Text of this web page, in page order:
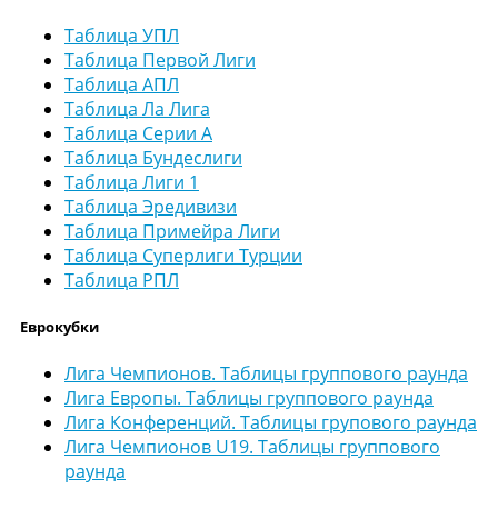
Таблица УПЛ
Таблица Первой Лиги
Таблица АПЛ
Таблица Ла Лига
Таблица Серии А
Таблица Бундеслиги
Таблица Лиги 1
Таблица Эредивизи
Таблица Примейра Лиги
Таблица Суперлиги Турции
Таблица РПЛ
Еврокубки
Лига Чемпионов. Таблицы группового раунда
Лига Европы. Таблицы группового раунда
Лига Конференций. Таблицы групового раунда
Лига Чемпионов U19. Таблицы группового
раунда